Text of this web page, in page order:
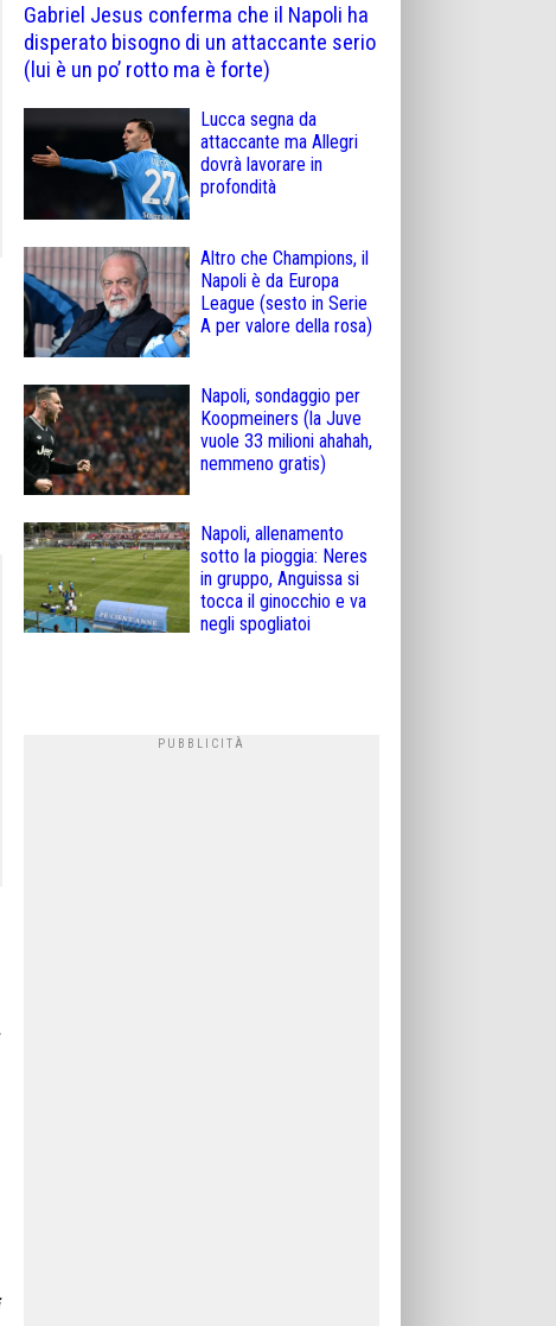
Gabriel Jesus conferma che il Napoli ha
disperato bisogno di un attaccante serio
(lui è un po’ rotto ma è forte)
Lucca segna da
attaccante ma Allegri
dovrà lavorare in
profondità
Altro che Champions, il
Napoli è da Europa
League (sesto in Serie
A per valore della rosa)
Napoli, sondaggio per
Koopmeiners (la Juve
vuole 33 milioni ahahah,
nemmeno gratis)
Napoli, allenamento
sotto la pioggia: Neres
in gruppo, Anguissa si
tocca il ginocchio e va
negli spogliatoi